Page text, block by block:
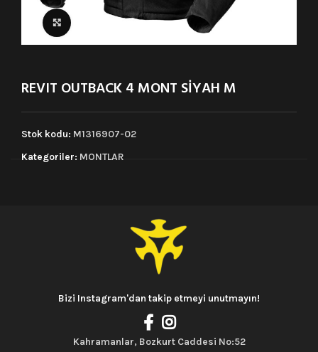
Click to enlarge
REVIT OUTBACK 4 MONT SİYAH M
Stok kodu: M1316907-02
Kategoriler:MONTLAR
Bizi Instagram'dan takip etmeyi unutmayın!
Kahramanlar, Bozkurt Caddesi No:52